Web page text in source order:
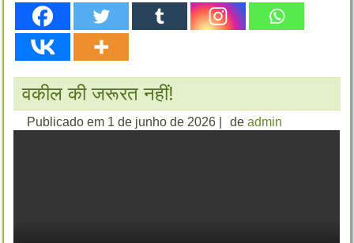
वकील की जरूरत नहीं!
Publicado em 1 de junho de 2026 de admin